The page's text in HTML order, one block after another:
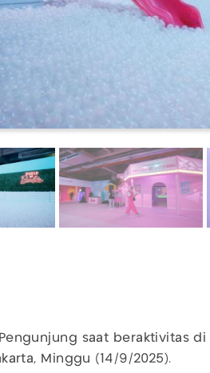
Pengunjung saat beraktivitas di
Minggu (14/9/2025).